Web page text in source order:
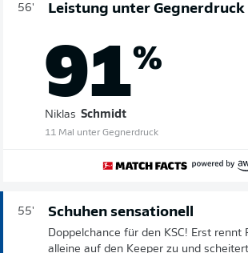
56' Leistung unter Gegnerdruck
91%
Niklas Schmidt
11 Mal unter Gegnerdruck
55' Schuhen sensationell
Doppelchance für den KSC! Erst rennt
alleine auf den Keeper zu und